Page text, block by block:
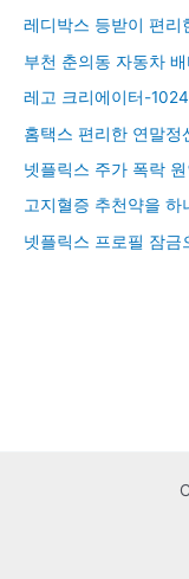
레디박스 등받이 편리
부천 춘의동 자동차
레고 크리에이터-
홈택스 편리한 연말정
넷플릭스 주가 폭락
고지혈증 추천약을 하
넷플릭스 프로필 잠